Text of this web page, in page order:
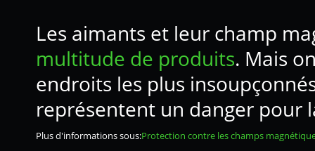
Les aimants et leur champ
multitude de produits. Mais
endroits les plus
représentent un danger pour
Plus d'informations sous:Protection contre les champs